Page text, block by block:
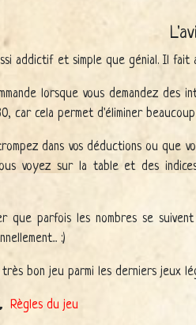
addictif et simple que génial. Il
lorsque vous demandez
car cela permet d'éliminer
dans vos déductions ou
voyez sur la table et des
que parfois les nombres se
:)
très bon jeu parmi les derniers jeux
Règles du jeu